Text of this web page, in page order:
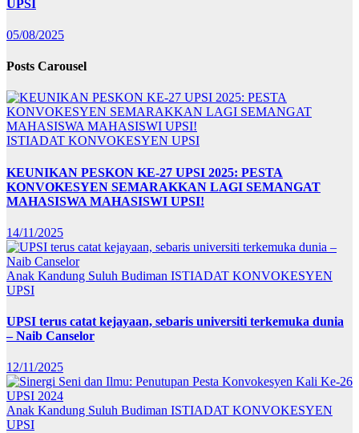
UPSI
05/08/2025
Posts Carousel
ISTIADAT KONVOKESYEN UPSI
KEUNIKAN PESKON KE-27 UPSI 2025: PESTA
KONVOKESYEN SEMARAKKAN LAGI SEMANGAT
MAHASISWA MAHASISWI UPSI!
14/11/2025
Anak Kandung Suluh Budiman ISTIADAT KONVOKESYEN
UPSI
UPSI terus catat kejayaan, sebaris universiti terkemuka dunia
– Naib Canselor
12/11/2025
Anak Kandung Suluh Budiman ISTIADAT KONVOKESYEN
UPSI